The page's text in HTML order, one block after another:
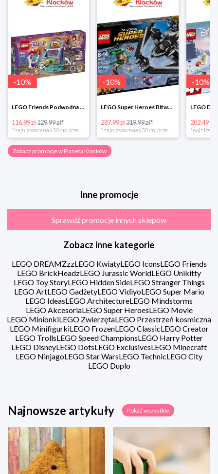
-10%
LEGO Friends Podwodna Frajda w super cenie
116.99 zł129.99 zł*
-10%
LEGO Super Heroes Bitwa powietrzna w super cenie
287.99 zł319.99 zł*
-10%
202.49 zł
Zobacz promocje w Planeta Klocków
Inne promocje
Sprawdź promocje innych sklepów
Zobacz inne kategorie
LEGO DREAMZzzLEGO KwiatyLEGO IconsLEGO Friends
LEGO BrickHeadzLEGO Jurassic WorldLEGO Unikitty
LEGO Toy StoryLEGO Hidden SideLEGO Stranger Things
LEGO ArtLEGO GadżetyLEGO VidiyoLEGO Super Mario
LEGO IdeasLEGO ArchitectureLEGO Mindstorms
LEGO AkcesoriaLEGO Super HeroesLEGO Movie
LEGO MinionkiLEGO ZwierzętaLEGO Przestrzeń kosmiczna
LEGO MinifigurkiLEGO FrozenLEGO ClassicLEGO Creator
LEGO TrollsLEGO Speed ChampionsLEGO Harry Potter
LEGO DisneyLEGO DotsLEGO ExclusivesLEGO Minecraft
LEGO NinjagoLEGO Star WarsLEGO TechnicLEGO City
LEGO Duplo
Najnowsze artykuły Pokaż wszystkie